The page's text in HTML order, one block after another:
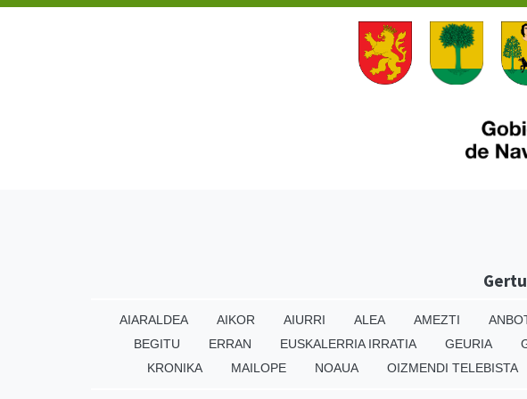
AIARALDEA AIKOR AIURRI ALEA AMEZTI
BEGITU
ERRAN EUSKALERRIA IRRATIA GEURIA
KRONIKA
MAILOPE NOAUA OIZMENDI TELEBISTA